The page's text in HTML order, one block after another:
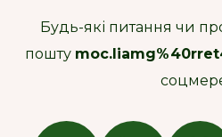
Будь-які питання чи
пошту